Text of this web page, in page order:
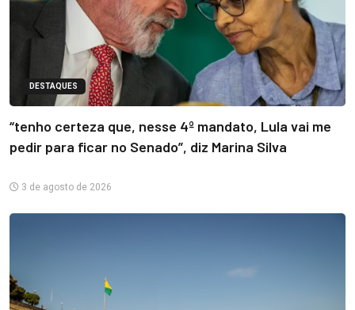
DESTAQUES
“tenho certeza que, nesse 4º mandato, Lula vai me
pedir para ficar no Senado”, diz Marina Silva
3 de agosto de 2026